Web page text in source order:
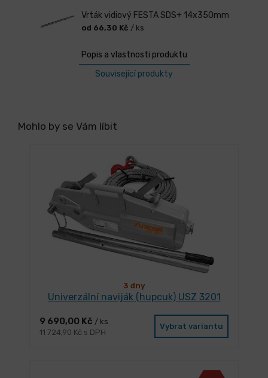
Vrták vidiový FESTA SDS+ 14x350mm
od 66,30 Kč / ks
Popis a vlastnosti produktu
Související produkty
Mohlo by se Vám líbit
3 dny
Univerzální naviják (hupcuk) USZ 3201
9 690,00 Kč / ks
11 724,90 Kč s DPH
Vybrat variantu